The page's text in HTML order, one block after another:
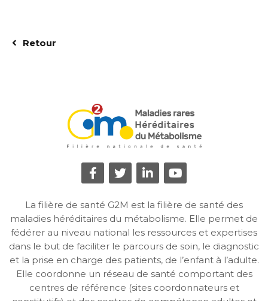
Retour
La filière de santé G2M est la filière de santé des
maladies héréditaires du métabolisme. Elle permet de
fédérer au niveau national les ressources et expertises
dans le but de faciliter le parcours de soin, le diagnostic
et la prise en charge des patients, de l’enfant à l’adulte.
Elle coordonne un réseau de santé comportant des
centres de référence (sites coordonnateurs et